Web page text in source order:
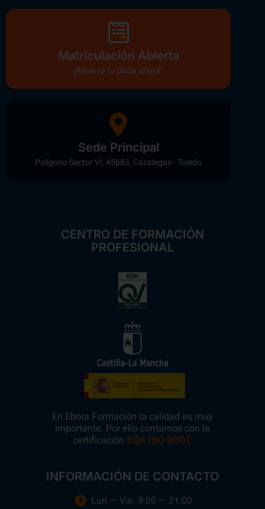
Matriculación Abierta
¡Reserva tu plaza ahora!
Sede Principal
Polígono Sector VI, 45683, Cazalegas - Toledo
CENTRO DE FORMACIÓN
PROFESIONAL
En Ebora Formación la calidad es muy
importante. Por ello contamos con la
certificación EQA ISO 9001
INFORMACIÓN DE CONTACTO
Lun — Vie: 9:00 — 21:00